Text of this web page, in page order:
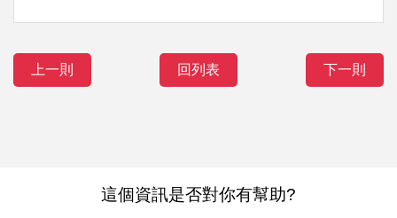
上一則 回列表 下一則
這個資訊是否對你有幫助?